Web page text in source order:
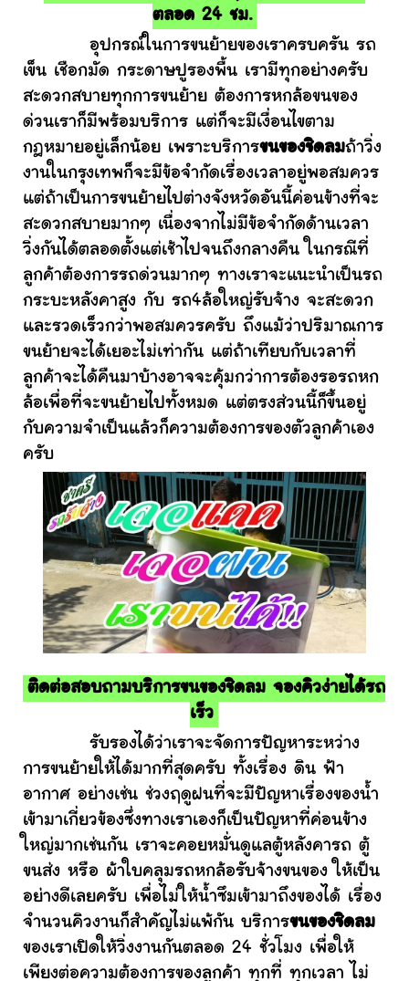
ตลอด 24 ชม.
อุปกรณ์ในการขนย้ายของเราครบครัน รถ
เข็น เชือกมัด กระดาษปูรองพื้น เรามีทุกอย่างครับ
สะดวกสบายทุกการขนย้าย ต้องการหกล้อขนของ
ด่วนเราก็มีพร้อมบริการ แต่ก็จะมีเงื่อนไขตาม
กฎหมายอยู่เล็กน้อย เพราะบริการขนของชิดลมถ้าวิ่ง
งานในกรุงเทพก็จะมีข้อจำกัดเรื่องเวลาอยู่พอสมควร
แต่ถ้าเป็นการขนย้ายไปต่างจังหวัดอันนี้ค่อนข้างที่จะ
สะดวกสบายมากๆ เนื่องจากไม่มีข้อจำกัดด้านเวลา
วิ่งกันได้ตลอดตั้งแต่เช้าไปจนถึงกลางคืน ในกรณีที่
ลูกค้าต้องการรถด่วนมากๆ ทางเราจะแนะนำเป็นรถ
กระบะหลังคาสูง กับ รถ4ล้อใหญ่รับจ้าง จะสะดวก
และรวดเร็วกว่าพอสมควรครับ ถึงแม้ว่าปริมาณการ
ขนย้ายจะได้เยอะไม่เท่ากัน แต่ถ้าเทียบกับเวลาที่
ลูกค้าจะได้คืนมาบ้างอาจจะคุ้มกว่าการต้องรอรถหก
ล้อเพื่อที่จะขนย้ายไปทั้งหมด แต่ตรงส่วนนี้ก็ขึ้นอยู่
กับความจำเป็นแล้วก็ความต้องการของตัวลูกค้าเอง
ครับ
ติดต่อสอบถามบริการขนของชิดลม จองคิวง่ายได้รถ
เร็ว
รับรองได้ว่าเราจะจัดการปัญหาระหว่าง
การขนย้ายให้ได้มากที่สุดครับ ทั้งเรื่อง ดิน ฟ้า
อากาศ อย่างเช่น ช่วงฤดูฝนที่จะมีปัญหาเรื่องของน้ำ
เข้ามาเกี่ยวข้องซึ่งทางเราเองก็เป็นปัญหาที่ค่อนข้าง
ใหญ่มากเช่นกัน เราจะคอยหมั่นดูแลตู้หลังคารถ ตู้
ขนส่ง หรือ ผ้าใบคลุมรถหกล้อรับจ้างขนของ ให้เป็น
อย่างดีเลยครับ เพื่อไม่ให้น้ำซึมเข้ามาถึงของได้ เรื่อง
จำนวนคิวงานก็สำคัญไม่แพ้กัน บริการขนของชิดลม
ของเราเปิดให้วิ่งงานกันตลอด 24 ชั่วโมง เพื่อให้
เพียงต่อความต้องการของลูกค้า ทุกที่ ทุกเวลา ไม่